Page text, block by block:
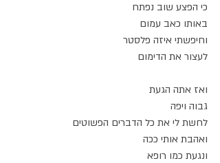
כי הפצע שוב נפתח
באותו כאב עמום
וחיפשתי איזה פלסטר
לעצור את הדימום
ואז אתה הגעת
גבוה ויפה
לחשת לי את כל הדברים הפשוטים
ואהבת אותי ככה
ונגעת כמו רופא